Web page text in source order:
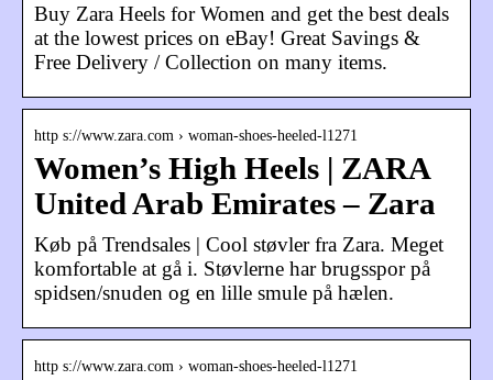
Buy Zara Heels for Women and get the best deals
at the lowest prices on eBay! Great Savings &
Free Delivery / Collection on many items.
http s://www.zara.com › woman-shoes-heeled-l1271
Women’s High Heels | ZARA
United Arab Emirates – Zara
Køb på Trendsales | Cool støvler fra Zara. Meget
komfortable at gå i. Støvlerne har brugsspor på
spidsen/snuden og en lille smule på hælen.
http s://www.zara.com › woman-shoes-heeled-l1271